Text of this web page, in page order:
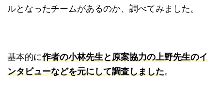
ルとなったチームがあるのか、調べてみました。
基本的に作者の小林先生と原案協力の上野先生のイ
ンタビューなどを元にして調査しました。